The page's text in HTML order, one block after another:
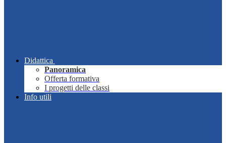
Didattica
Panoramica
Offerta formativa
I progetti delle classi
Info utili